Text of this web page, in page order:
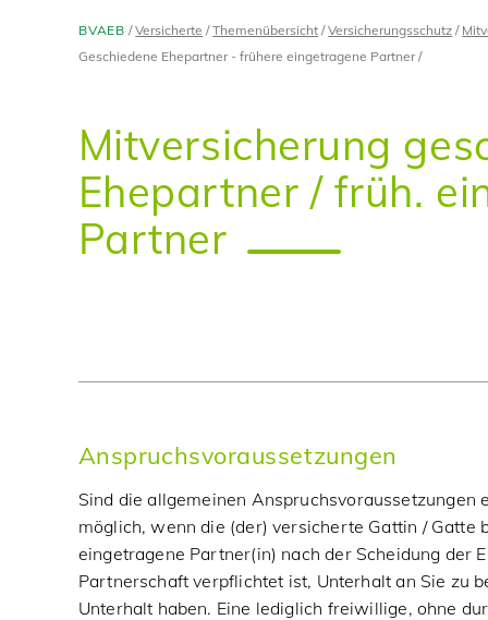
BVAEB Versicherte Themenübersicht Versicherungsschutz
Geschiedene Ehepartner - frühere eingetragene Partner
Mitversicherung
Ehepartner / früh.
Partner
Anspruchsvoraussetzungen
Sind die allgemeinen
möglich, wenn die (der) versicherte Gattin / Gatte
eingetragene Partner(in) nach der Scheidung der
Partnerschaft verpflichtet ist, Unterhalt an Sie zu
Unterhalt haben. Eine lediglich freiwillige, ohne